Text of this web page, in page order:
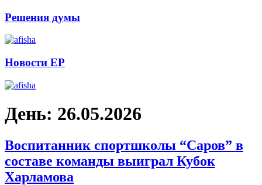
Решения думы
Новости ЕР
День: 26.05.2026
Воспитанник спортшколы “Саров” в
составе команды выиграл Кубок
Харламова